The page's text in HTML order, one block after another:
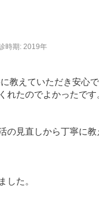
時期: 2019年
教えていただき安心で
たのでよかったです
の見直しから丁寧に教
した。